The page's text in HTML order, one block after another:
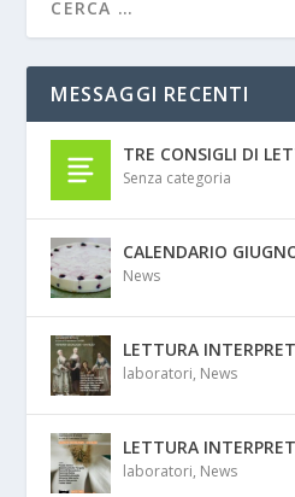
MESSAGGI RECENTI
TRE CONSIGLI DI
Senza categoria
CALENDARIO
News
LETTURA
laboratori, News
LETTURA
laboratori, News